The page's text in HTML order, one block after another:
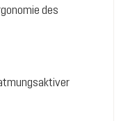
des